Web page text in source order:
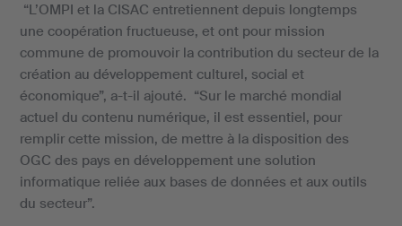
“L’OMPI et la CISAC entretiennent depuis longtemps
une coopération fructueuse, et ont pour mission
commune de promouvoir la contribution du secteur de la
création au développement culturel, social et
économique”, a-t-il ajouté. “Sur le marché mondial
actuel du contenu numérique, il est essentiel, pour
remplir cette mission, de mettre à la disposition des
OGC des pays en développement une solution
informatique reliée aux bases de données et aux outils
du secteur”.